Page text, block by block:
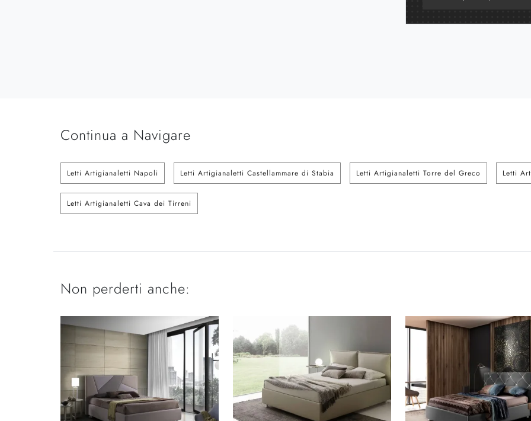
Continua a Navigare
Letti Artigianaletti Napoli Letti Artigianaletti Castellammare di Stabia Letti Artigianaletti Torre del Greco Letti
Letti Artigianaletti Cava dei Tirreni
Non perderti anche: